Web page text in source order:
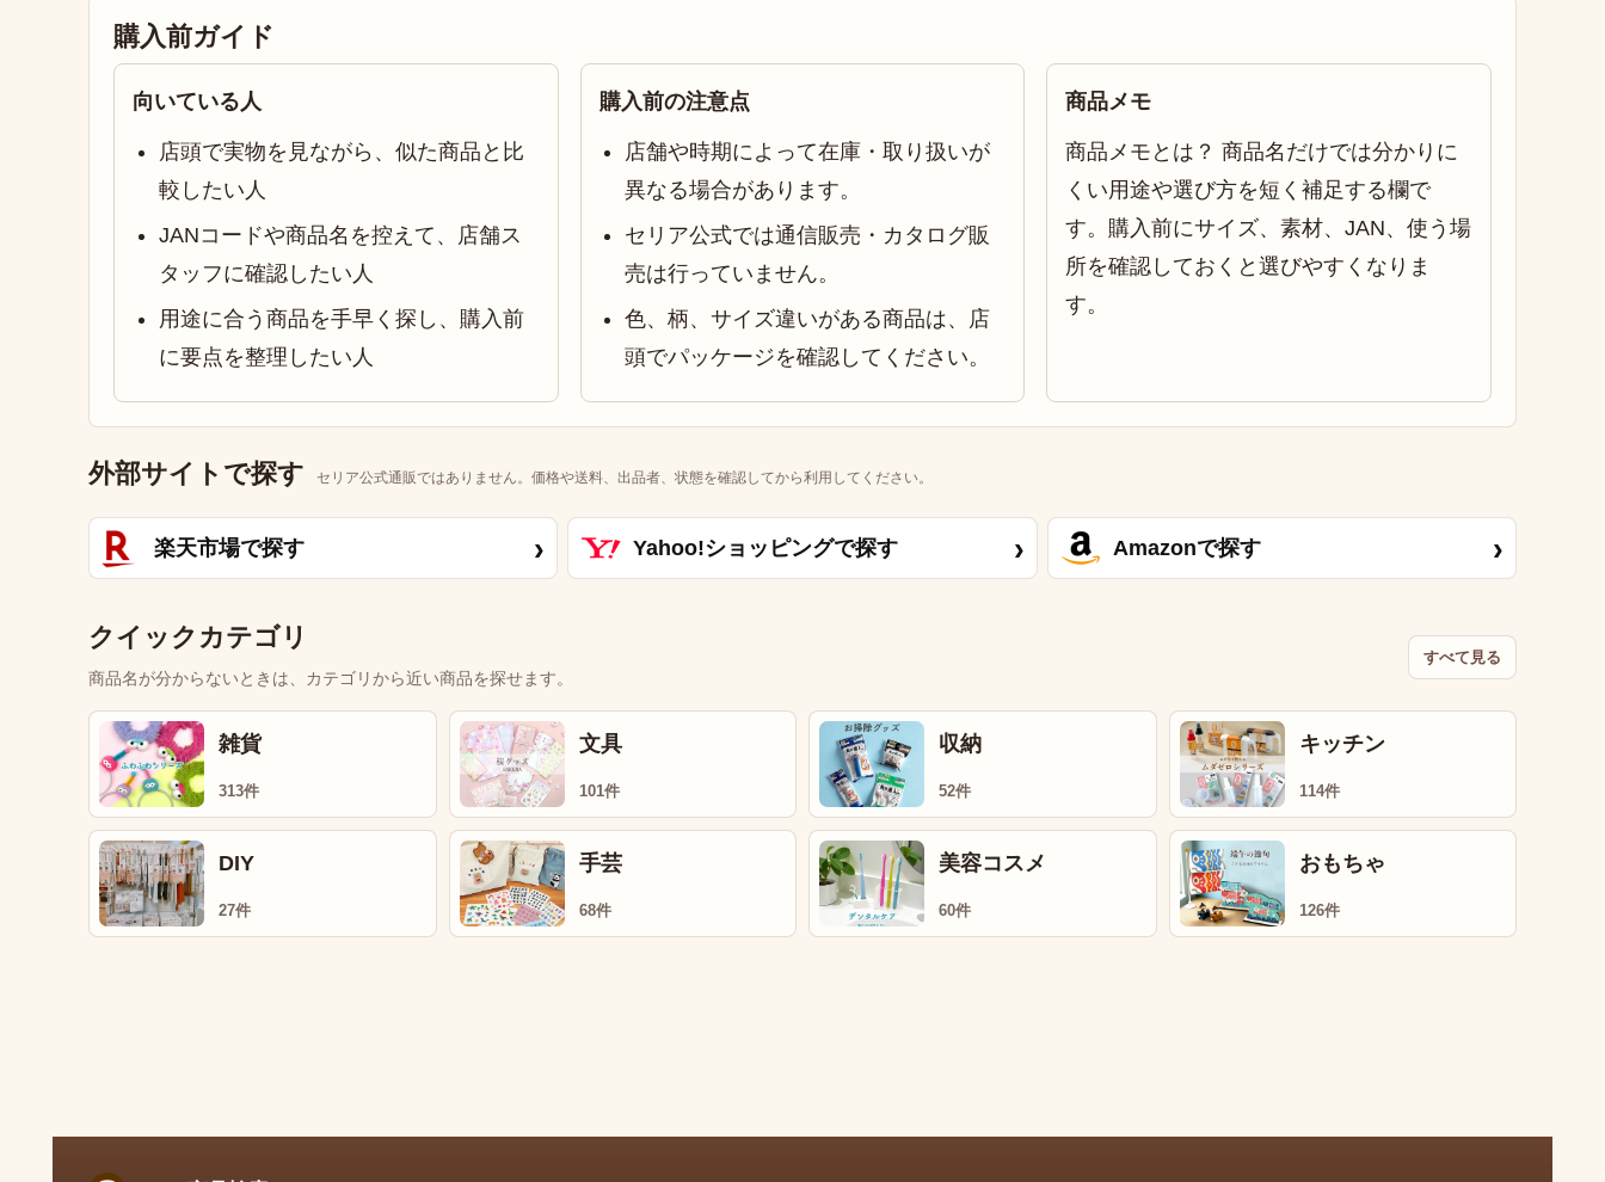
購入前ガイド
向いている人
店頭で実物を見ながら、似た商品と比
較したい人
JANコードや商品名を控えて、店舗ス
タッフに確認したい人
用途に合う商品を手早く探し、購入前
に要点を整理したい人
購入前の注意点
店舗や時期によって在庫・取り扱いが
異なる場合があります。
セリア公式では通信販売・カタログ販
売は行っていません。
色、柄、サイズ違いがある商品は、店
頭でパッケージを確認してください。
商品メモ
商品メモとは？ 商品名だけでは分かりに
くい用途や選び方を短く補足する欄で
す。購入前にサイズ、素材、JAN、使う場
所を確認しておくと選びやすくなりま
す。
外部サイトで探す セリア公式通販ではありません。価格や送料、出品者、状態を確認してから利用してください。
楽天市場で探す › Yahoo!ショッピングで探す › Amazonで探す ›
クイックカテゴリ
商品名が分からないときは、カテゴリから近い商品を探せます。
すべて見る
雑貨
313件
文具
101件
収納
52件
キッチン
114件
DIY
27件
手芸
68件
美容コスメ
60件
おもちゃ
126件